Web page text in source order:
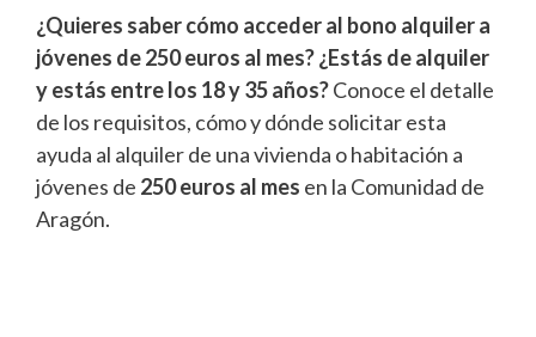
¿Quieres saber cómo acceder al bono alquiler a
jóvenes de 250 euros al mes? ¿Estás de alquiler
y estás entre los 18 y 35 años?Conoce el detalle
de los requisitos, cómo y dónde solicitar esta
ayuda al alquiler de una vivienda o habitación a
jóvenes de 250 euros al mes en la Comunidad de
Aragón.